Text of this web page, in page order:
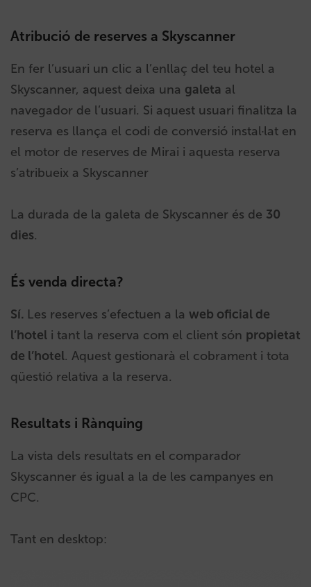
Atribució de reserves a Skyscanner
En fer l’usuari un clic a l’enllaç del teu hotel a
Skyscanner, aquest deixa una galeta al
navegador de l’usuari. Si aquest usuari finalitza la
reserva es llança el codi de conversió instal·lat en
el motor de reserves de Mirai i aquesta reserva
s’atribueix a Skyscanner
La durada de la galeta de Skyscanner és de 30
dies.
És venda directa?
Sí. Les reserves s’efectuen a la web oficial de
l’hotel i tant la reserva com el client són propietat
de l’hotel. Aquest gestionarà el cobrament i tota
qüestió relativa a la reserva.
Resultats i Rànquing
La vista dels resultats en el comparador
Skyscanner és igual a la de les campanyes en
CPC.
Tant en desktop: